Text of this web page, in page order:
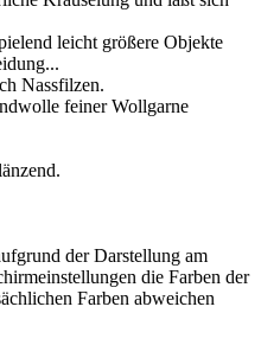
leicht größere Objekte
Nassfilzen.
feiner Wollgarne
der Darstellung am
die Farben der
Farben abweichen